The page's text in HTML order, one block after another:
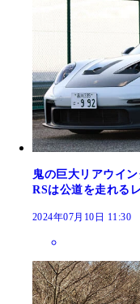
鬼の巨大リアウイ
RSは公道を走れる
2024年07月10日 11:30